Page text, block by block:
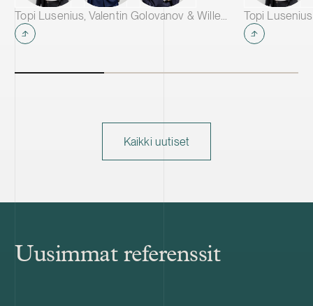
Topi Lusenius, Valentin Golovanov & Wille Järvelä Topi
Kaikki uutiset
Uusimmat referenssit